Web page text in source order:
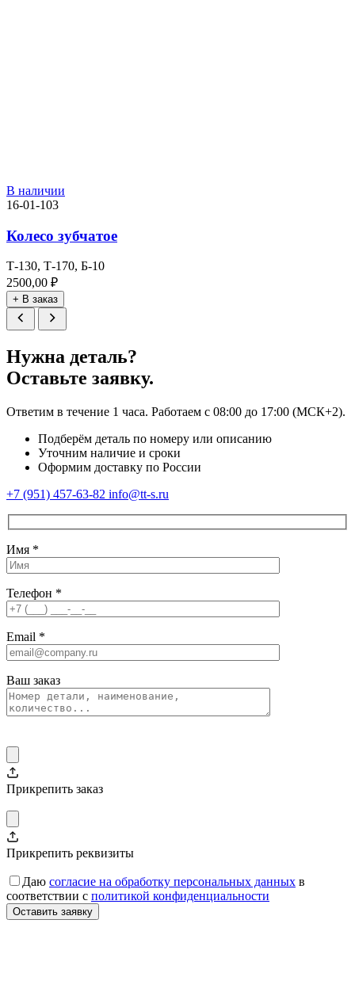
В наличии
16-01-103
Колесо зубчатое
Т-130, Т-170, Б-10
2500,00 ₽
+ В заказ
Нужна деталь?
Оставьте заявку.
Ответим в течение 1 часа. Работаем с 08:00 до 17:00 (МСК+2).
Подберём деталь по номеру или описанию
Уточним наличие и сроки
Оформим доставку по России
+7 (951) 457-63-82 info@tt-s.ru
Имя *
Телефон *
Email *
Ваш заказ
Прикрепить заказ
Прикрепить реквизиты
Даю согласие на обработку персональных данных в
соответствии с политикой конфиденциальности